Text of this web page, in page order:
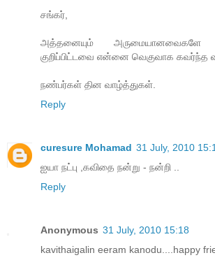
சங்கர்,
அத்தனையும் அருமையானவைகளே
குறிப்பிட்டவை என்னை வெகுவாக கவர்ந்த
நண்பர்கள் தின வாழ்த்துகள்.
Reply
curesure Mohamad 31 July, 2010
ஐயா நட்பு ,கவிதை நன்று - நன்றி ..
Reply
Anonymous 31 July, 2010 15:18
kavithaigalin eeram kanodu....happy